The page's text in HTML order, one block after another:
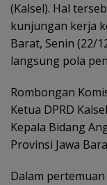
(Kalsel). Hal
kunjungan kerja
Barat, Senin (22/
langsung pola
Rombongan
Ketua DPRD
Kepala Bidang
Provinsi Jawa
Dalam